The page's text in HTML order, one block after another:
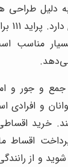
دلیل طراحی
بسیار مناسب
طراحی جمع و
و
خرید
اقساط
و از